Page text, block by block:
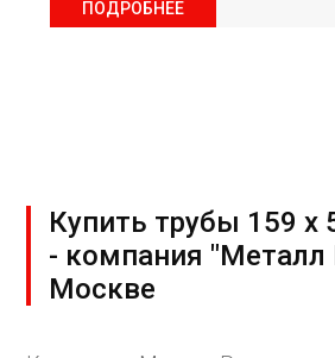
ПОДРОБНЕЕ
Купить трубы 159 х
- компания "Металл
Москве